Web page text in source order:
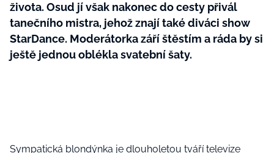
života. Osud jí však nakonec do cesty přivál
tanečního mistra, jehož znají také diváci show
StarDance. Moderátorka září štěstím a ráda by si
ještě jednou oblékla svatební šaty.
Sympatická blondýnka je dlouholetou tváří televize